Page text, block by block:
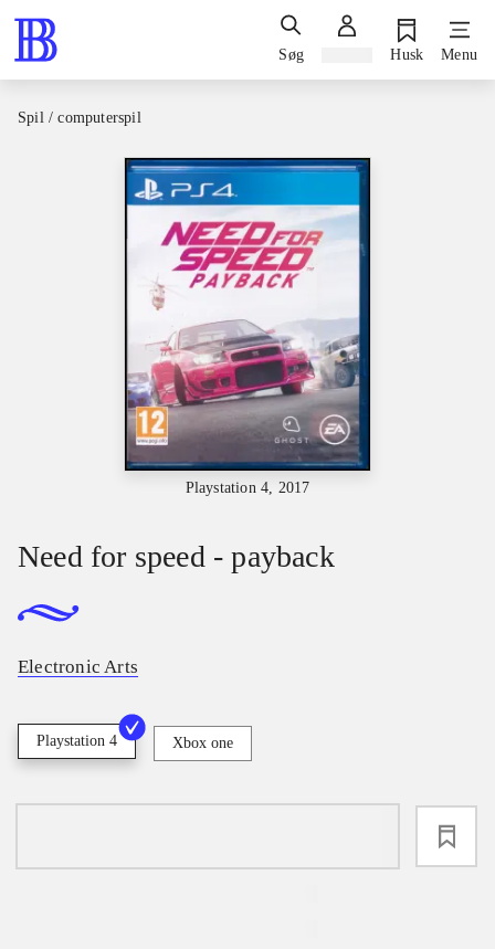
Søg Husk Menu
Spil / computerspil
Playstation 4, 2017
Need for speed - payback
Electronic Arts
Playstation 4 Xbox one